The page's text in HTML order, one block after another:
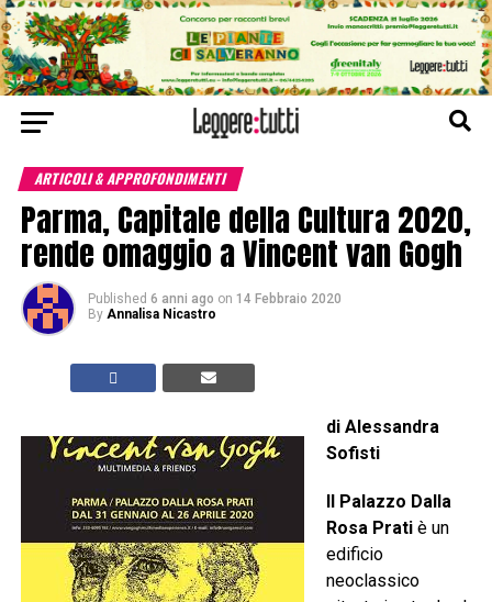
ARTICOLI & APPROFONDIMENTI
Parma, Capitale della Cultura 2020,
rende omaggio a Vincent van Gogh
Published 6 anni ago on 14 Febbraio 2020
By Annalisa Nicastro
di Alessandra
Sofisti
Il Palazzo Dalla
Rosa Pratiè un
edificio
neoclassico